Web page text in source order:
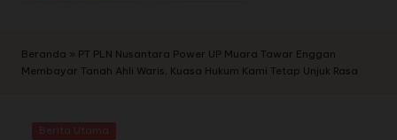
Beranda » PT PLN Nusantara Power UP Muara Tawar Enggan
Membayar Tanah Ahli Waris, Kuasa Hukum Kami Tetap Unjuk Rasa